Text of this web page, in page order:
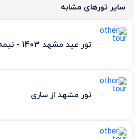
سایر تورهای مشابه
تور عید مشهد 1403 - نیمه دوم
تور مشهد از ساری